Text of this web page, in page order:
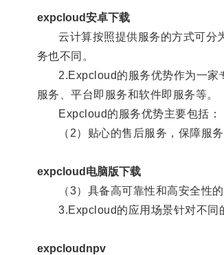
expcloud安卓下载
云计算按照提供服务的方式可分为
务也不同。
2.Expcloud的服务优势作为一家专
服务、平台即服务和软件即服务等。
Expcloud的服务优势主要包括：
（2）贴心的售后服务，保障服务
expcloud电脑版下载
（3）具备高可靠性和高安全性的
3.Expcloud的应用场景针对不同
expcloudnpv